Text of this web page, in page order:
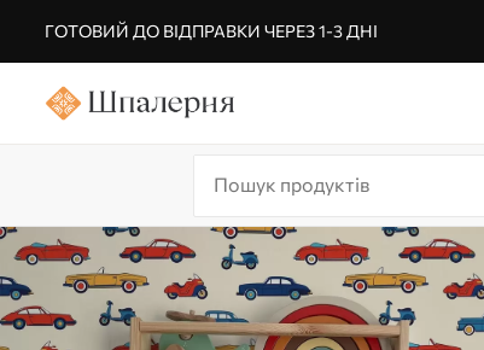
ГОТОВИЙ ДО ВІДПРАВКИ ЧЕРЕЗ 1-3 ДНІ